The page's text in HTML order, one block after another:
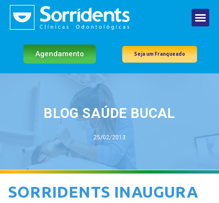
Agendamento Seja um Franqueado
BLOG SAÚDE BUCAL
25/02/2013
SORRIDENTS INAUGURA